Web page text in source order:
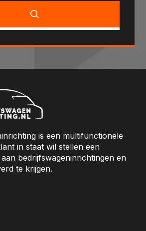
is een multifunctionele
in staat wil stellen een
bedrijfswageninrichtingen en
te krijgen.